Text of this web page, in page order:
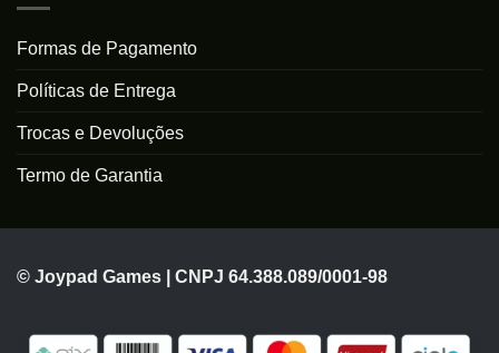
Formas de Pagamento
Políticas de Entrega
Trocas e Devoluções
Termo de Garantia
© Joypad Games | CNPJ 64.388.089/0001-98